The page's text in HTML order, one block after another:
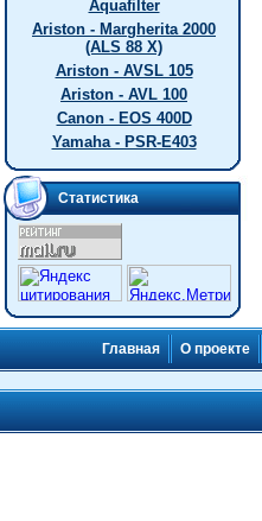
Aquafilter
Ariston - Margherita 2000
(ALS 88 X)
Ariston - AVSL 105
Ariston - AVL 100
Canon - EOS 400D
Yamaha - PSR-E403
Статистика
Главная О проекте